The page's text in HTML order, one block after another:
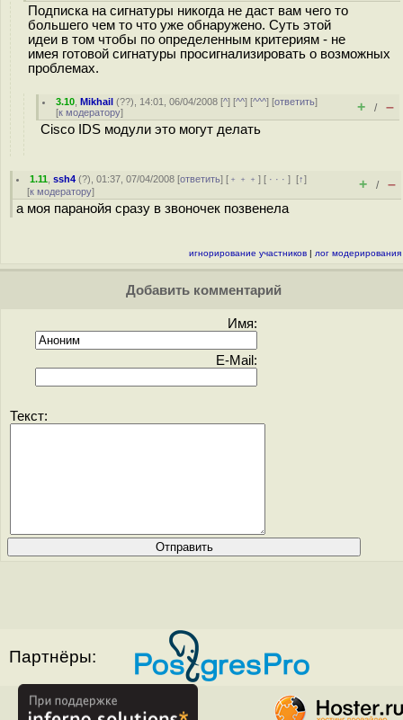
Подписка на сигнатуры никогда не даст вам чего то
большего чем то что уже обнаружено. Суть этой
идеи в том чтобы по определенным критериям - не
имея готовой сигнатуры просигнализировать о возможных
проблемах.
3.10 ,Mikhail (??), 14:01, 06/04/2008 [^] [^^] [^^^] [ответить]
[к модератору] + / –
Cisco IDS модули это могут делать
1.11 ,ssh4 (?), 01:37, 07/04/2008 [ответить] [ ﹢﹢﹢] [ · · ·][↑]
[к модератору] + / –
а моя паранойя сразу в звоночек позвенела
игнорирование участников | лог модерирования
Добавить комментарий
Имя:
E-Mail:
Текст:
Партнёры: